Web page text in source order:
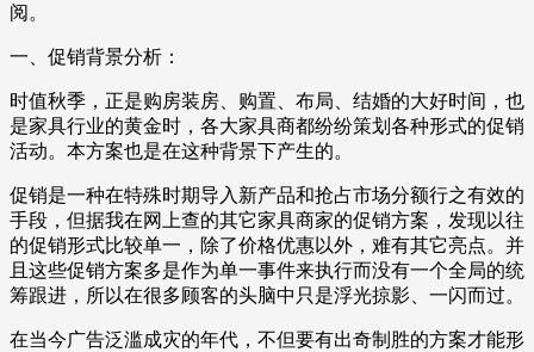
阅。
一、促销背景分析：
时值秋季，正是购房装房、购置、布局、结婚的大好时间，也
是家具行业的黄金时，各大家具商都纷纷策划各种形式的促销
活动。本方案也是在这种背景下产生的。
促销是一种在特殊时期导入新产品和抢占市场分额行之有效的
手段，但据我在网上查的其它家具商家的促销方案，发现以往
的促销形式比较单一，除了价格优惠以外，难有其它亮点。并
且这些促销方案多是作为单一事件来执行而没有一个全局的统
筹跟进，所以在很多顾客的头脑中只是浮光掠影、一闪而过。
在当今广告泛滥成灾的年代，不但要有出奇制胜的方案才能形